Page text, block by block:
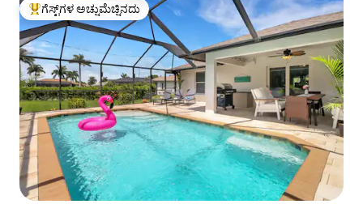
ಗೆಸ್ಟ್‌ಗಳಿಗೆ ಅತಿ ಹೆಚ್ಚು ಅಚ್ಚುಮೆಚ್ಚಿನದು
ಗೆಸ್ಟ್‌ಗಳ ಅಚ್ಚುಮೆಚ್ಚಿನದು